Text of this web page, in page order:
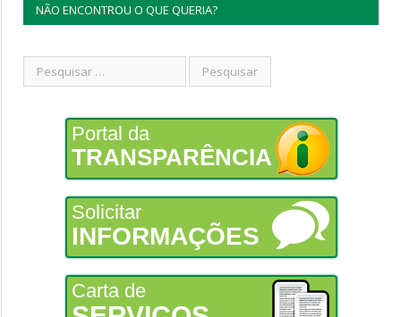
NÃO ENCONTROU O QUE QUERIA?
Portal da
TRANSPARÊNCIA
Solicitar
INFORMAÇÕES
Carta de